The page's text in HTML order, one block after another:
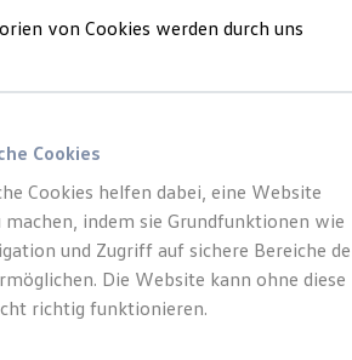
und Gebrauchtwagen
Zertifizierte Gebrauchtwagen
Serviceangebote
Angebote
Leasing
Gebrauchtwagen-Leasing
Leasing
Leasing
ohne Anzahlung
von Cookies werden durch uns
Cookies
Cookies helfen dabei, eine Website
machen, indem sie Grundfunktionen wie
und Zugriff auf sichere Bereiche
Die Website kann ohne diese
richtig funktionieren.